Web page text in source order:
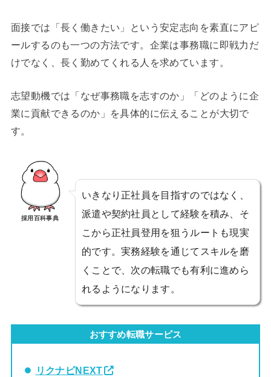
面接では「長く働きたい」という安定志向を素直にアピ
ールするのも一つの方法です。企業は事務職に即戦力だ
けでなく、長く勤めてくれる人を求めています。
志望動機では「なぜ事務職を志すのか」「どのように企
業に貢献できるのか」を具体的に伝えることが大切で
す。
採用百科事典
いきなり正社員を目指すのではなく、
派遣や契約社員として経験を積み、そ
こから正社員登用を狙うルートも現実
的です。実務経験を通じてスキルを磨
くことで、次の転職でも有利に進めら
れるようになります。
おすすめ転職サービス
リクナビNEXT